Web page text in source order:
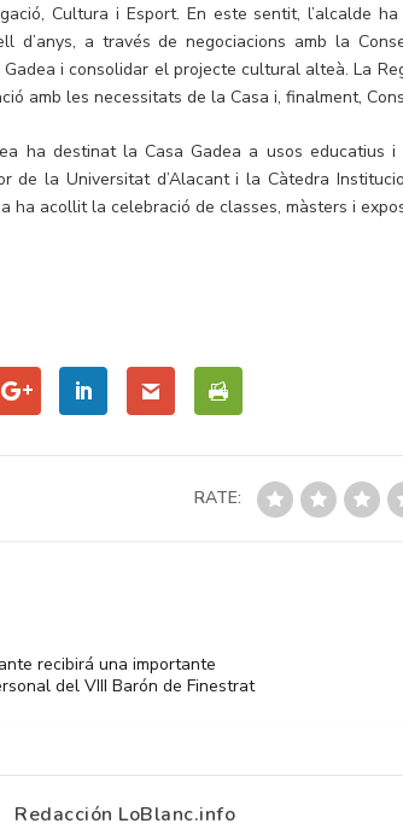
Cultura i Esport. En este sentit, l’alcalde
d’anys, a través de negociacions amb la
i consolidar el projecte cultural alteà. La
amb les necessitats de la Casa i, finalment,
ha destinat la Casa Gadea a usos
de la Universitat d’Alacant i la Càtedra
ha acollit la celebració de classes, màsters i
RATE:
recibirá una importante
del VIII Barón de Finestrat
Redacción LoBlanc.info